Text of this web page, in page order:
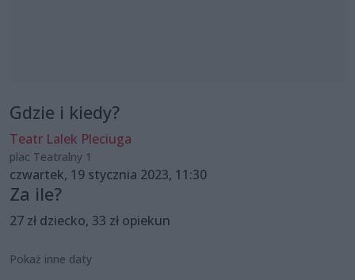
Gdzie i kiedy?
Teatr Lalek Pleciuga
plac Teatralny 1
czwartek, 19 stycznia 2023, 11:30
Za ile?
27 zł dziecko, 33 zł opiekun
Pokaż inne daty